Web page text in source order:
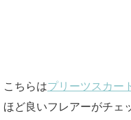
こちらはプリーツスカー
ほど良いフレアーがチェ